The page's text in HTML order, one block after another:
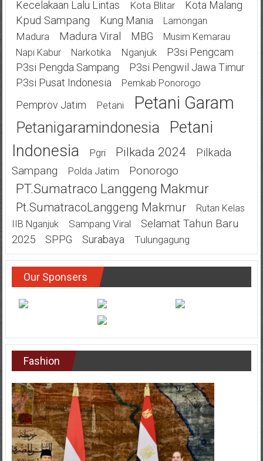
Kecelakaan Lalu Lintas Kota Blitar Kota Malang
Kpud Sampang Kung Mania Lamongan
Madura Madura Viral MBG
Musim Kemarau
Napi Kabur
Narkotika Nganjuk
P3si Pengcam
P3si Pengda Sampang
P3si Pengwil Jawa Timur
P3si Pusat Indonesia
Pemkab Ponorogo
Pemprov Jatim Petani Petani Garam
Petanigaramindonesia
Petani
Indonesia
Pgri Pilkada 2024
Pilkada
Sampang
Polda Jatim Ponorogo
PT.Sumatraco Langgeng Makmur
Pt.SumatracoLanggeng Makmur
Rutan Kelas
IIB Nganjuk
Sampang Viral
Selamat Tahun Baru
2025
SPPG Surabaya Tulungagung
Our Sponsers
Fashion